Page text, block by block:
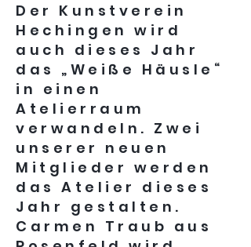
Der Kunstverein
Hechingen wird
auch dieses Jahr
das „Weiße Häusle“
in einen
Atelierraum
verwandeln. Zwei
unserer neuen
Mitglieder werden
das Atelier dieses
Jahr gestalten.
Carmen Traub aus